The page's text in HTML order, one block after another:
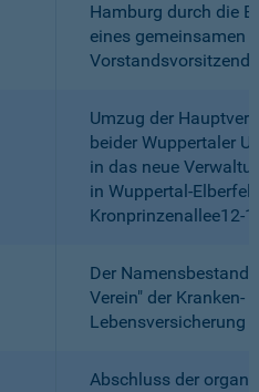
Hamburg durch die
eines gemeinsamen
Umzug der
beider Wuppertaler
in das neue
in Wuppertal-
Kronprinzenallee12-
Der
Verein" der Kranken-
Lebensversicherung
Abschluss der